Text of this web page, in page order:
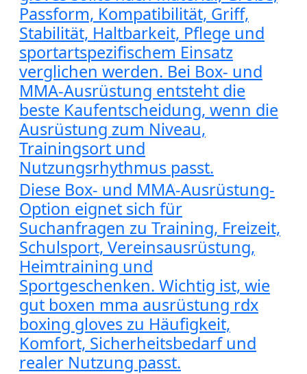
Passform, Kompatibilität, Griff,
Stabilität, Haltbarkeit, Pflege und
sportartspezifischem Einsatz
verglichen werden. Bei Box- und
MMA-Ausrüstung entsteht die
beste Kaufentscheidung, wenn die
Ausrüstung zum Niveau,
Trainingsort und
Nutzungsrhythmus passt.
Diese Box- und MMA-Ausrüstung-
Option eignet sich für
Suchanfragen zu Training, Freizeit,
Schulsport, Vereinsausrüstung,
Heimtraining und
Sportgeschenken. Wichtig ist, wie
gut boxen mma ausrüstung rdx
boxing gloves zu Häufigkeit,
Komfort, Sicherheitsbedarf und
realer Nutzung passt.